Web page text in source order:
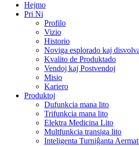
Hejmo
Pri Ni
Profilo
Vizio
Historio
Noviga esplorado kaj
Kvalito de Produktado
Vendoj kaj Postvendoj
Misio
Kariero
Produktoj
Dufunkcia mana lito
Trifunkcia mana lito
Elektra Medicina Lito
Multfunkcia transiga lito
Inteligenta Turniĝanta